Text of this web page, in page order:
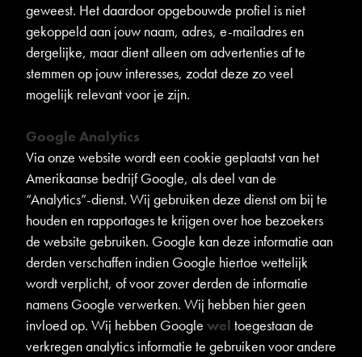
geweest. Het daardoor opgebouwde profiel is niet
gekoppeld aan jouw naam, adres, e-mailadres en
dergelijke, maar dient alleen om advertenties af te
stemmen op jouw interesses, zodat deze zo veel
mogelijk relevant voor je zijn.
Google Analytics
Via onze website wordt een cookie geplaatst van het
Amerikaanse bedrijf Google, als deel van de
“Analytics”-dienst. Wij gebruiken deze dienst om bij te
houden en rapportages te krijgen over hoe bezoekers
de website gebruiken. Google kan deze informatie aan
derden verschaffen indien Google hiertoe wettelijk
wordt verplicht, of voor zover derden de informatie
namens Google verwerken. Wij hebben hier geen
invloed op. Wij hebben Google wel toegestaan de
verkregen analytics informatie te gebruiken voor andere